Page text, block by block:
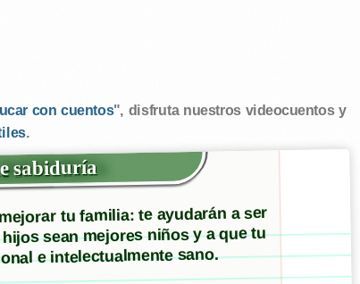
con cuentos", disfruta nuestros videocuentos y
.
sabiduría
tu familia: te ayudarán a ser
sean mejores niños y a que tu
e intelectualmente sano.